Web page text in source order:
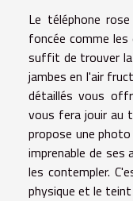
Le téléphone
foncée comme les
suffit de trouver la
jambes en l'air
détaillés vous
vous fera jouir au
propose une
imprenable de ses
les contempler.
physique et le